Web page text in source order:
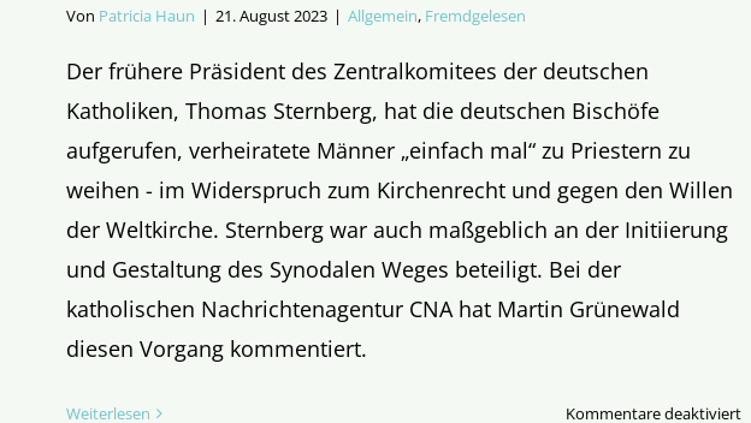
Von Patricia Haun | 21. August 2023 | Allgemein, Fremdgelesen
Der frühere Präsident des Zentralkomitees der deutschen
Katholiken, Thomas Sternberg, hat die deutschen Bischöfe
aufgerufen, verheiratete Männer „einfach mal“ zu Priestern zu
weihen - im Widerspruch zum Kirchenrecht und gegen den Willen
der Weltkirche. Sternberg war auch maßgeblich an der Initiierung
und Gestaltung des Synodalen Weges beteiligt. Bei der
katholischen Nachrichtenagentur CNA hat Martin Grünewald
diesen Vorgang kommentiert.
Weiterlesen Kommentare deaktiviertfür